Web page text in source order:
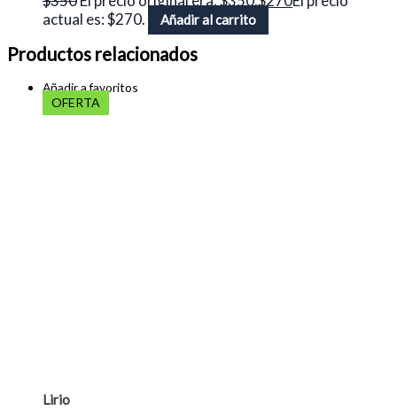
actual es: $270.
Añadir al carrito
Productos relacionados
Añadir a favoritos
OFERTA
Lirio